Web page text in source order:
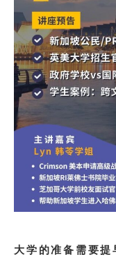
大学的准备需要